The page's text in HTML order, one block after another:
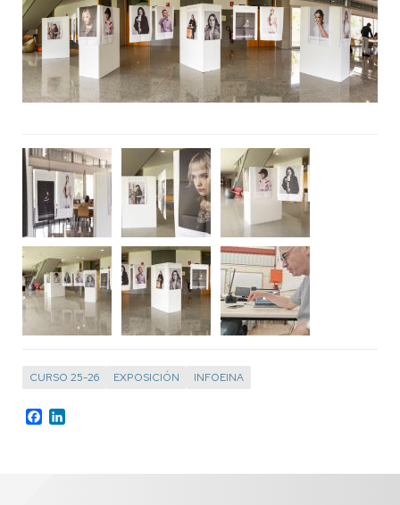
CURSO 25-26 EXPOSICIÓN INFOEINA
Facebook